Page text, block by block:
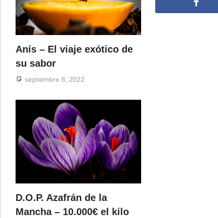
Anís – El viaje exótico de
su sabor
septiembre 8, 2022
D.O.P. Azafrán de la
Mancha – 10.000€ el kilo